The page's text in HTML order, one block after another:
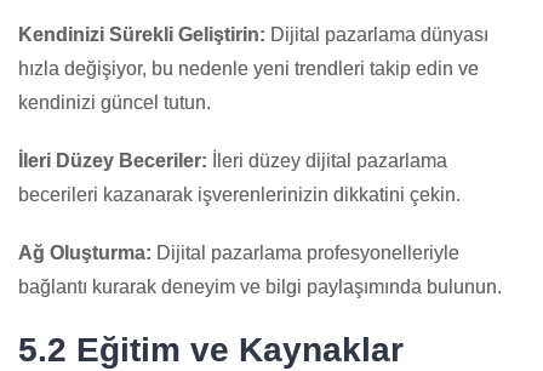
Kendinizi Sürekli Geliştirin: Dijital pazarlama dünyası
hızla değişiyor, bu nedenle yeni trendleri takip edin ve
kendinizi güncel tutun.
İleri Düzey Beceriler: İleri düzey dijital pazarlama
becerileri kazanarak işverenlerinizin dikkatini çekin.
Ağ Oluşturma: Dijital pazarlama profesyonelleriyle
bağlantı kurarak deneyim ve bilgi paylaşımında bulunun.
5.2 Eğitim ve Kaynaklar